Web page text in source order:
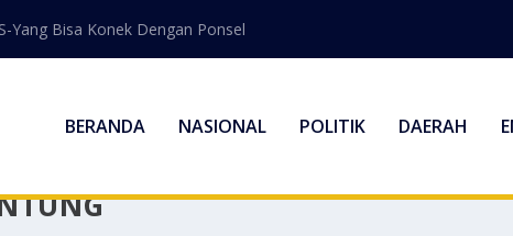
Yang Bisa Konek Dengan Ponsel
BERANDA NASIONAL POLITIK DAERAH